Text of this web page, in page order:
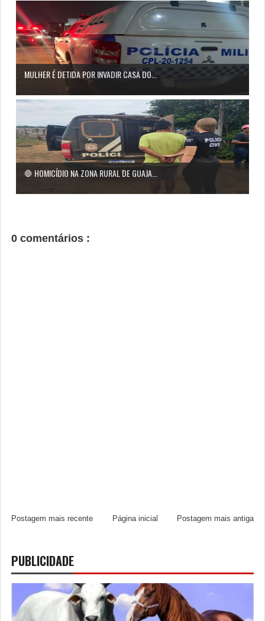
MULHER É DETIDA POR INVADIR CASA DO...
🛑 HOMICÍDIO NA ZONA RURAL DE GUAJA...
0 comentários :
Postagem mais recente Postagem mais antiga
Página inicial
PUBLICIDADE